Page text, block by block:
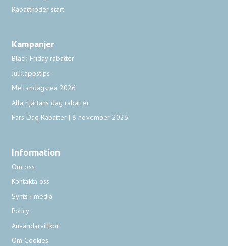
Rabattkoder start
Kampanjer
Black Friday rabatter
Julklappstips
Mellandagsrea 2026
Alla hjärtans dag rabatter
Fars Dag Rabatter | 8 november 2026
Information
Om oss
Kontakta oss
Synts i media
Policy
Användarvillkor
Om Cookies